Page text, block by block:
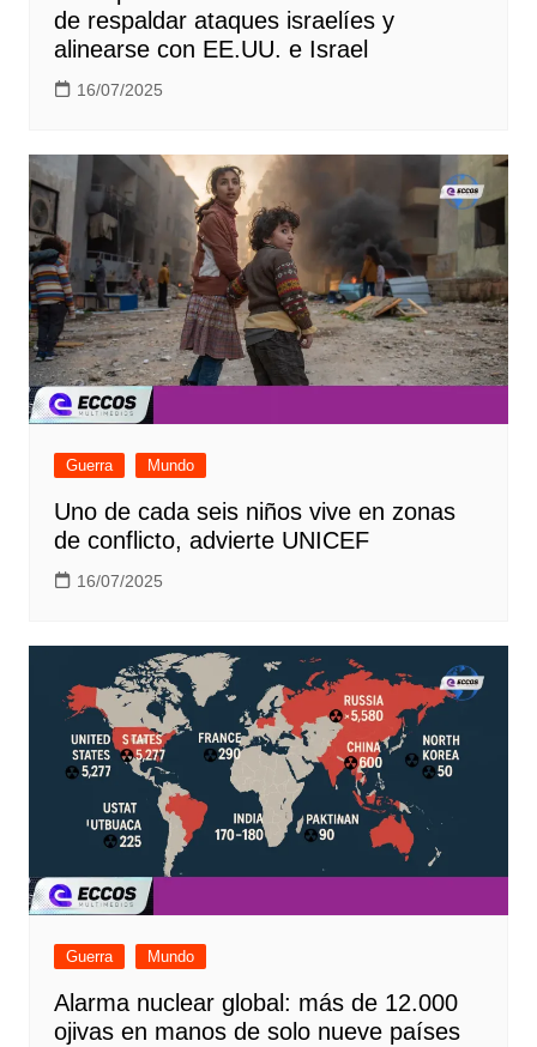
de respaldar ataques israelíes y
alinearse con EE.UU. e Israel
16/07/2025
Guerra Mundo
Uno de cada seis niños vive en zonas
de conflicto, advierte UNICEF
16/07/2025
Guerra Mundo
Alarma nuclear global: más de 12.000
ojivas en manos de solo nueve países